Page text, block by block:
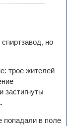
трое жителей
застигнуты
попадали в поле